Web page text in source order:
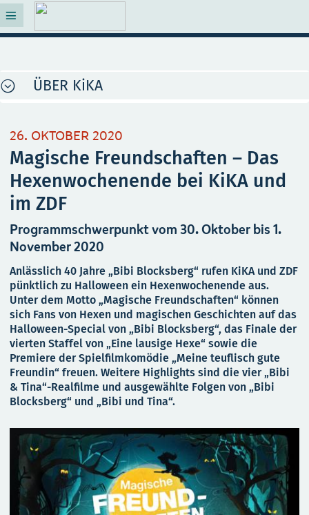
ÜBER KiKA
26. OKTOBER 2020
Magische Freundschaften – Das
Hexenwochenende bei KiKA und
im ZDF
Programmschwerpunkt vom 30. Oktober bis 1.
November 2020
Anlässlich 40 Jahre „Bibi Blocksberg“ rufen KiKA und ZDF
pünktlich zu Halloween ein Hexenwochenende aus.
Unter dem Motto „Magische Freundschaften“ können
sich Fans von Hexen und magischen Geschichten auf das
Halloween-Special von „Bibi Blocksberg“, das Finale der
vierten Staffel von „Eine lausige Hexe“ sowie die
Premiere der Spielfilmkomödie „Meine teuflisch gute
Freundin“ freuen. Weitere Highlights sind die vier „Bibi
& Tina“-Realfilme und ausgewählte Folgen von „Bibi
Blocksberg“ und „Bibi und Tina“.